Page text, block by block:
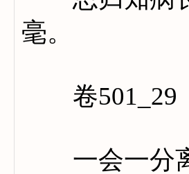
毫。
卷501_29
一会一分离